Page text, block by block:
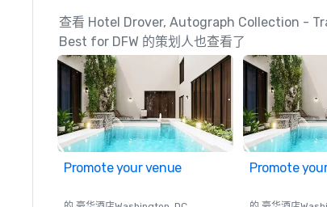
查看 Hotel Drover, Autograph Collection -
Best for DFW 的策划人也查看了
Promote your venue Promote